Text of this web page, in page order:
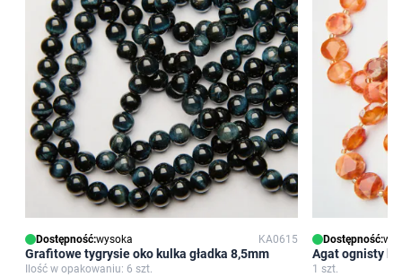
Dostępność:wysoka KA0615
Grafitowe tygrysie oko kulka gładka 8,5mm
Ilość w opakowaniu: 6 szt.
Dostępność:
Agat ognisty
1 szt.